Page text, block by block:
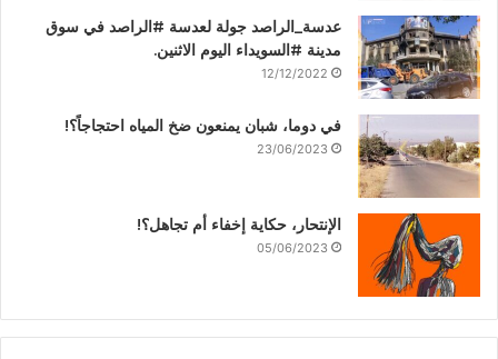
عدسة_الراصد جولة لعدسة #الراصد في سوق
مدينة #السويداء اليوم الاثنين.
12/12/2022
في دوما، شبان يمنعون ضخ المياه احتجاجاً؟!
23/06/2023
الإنتحار، حكاية إخفاء أم تجاهل؟!
05/06/2023